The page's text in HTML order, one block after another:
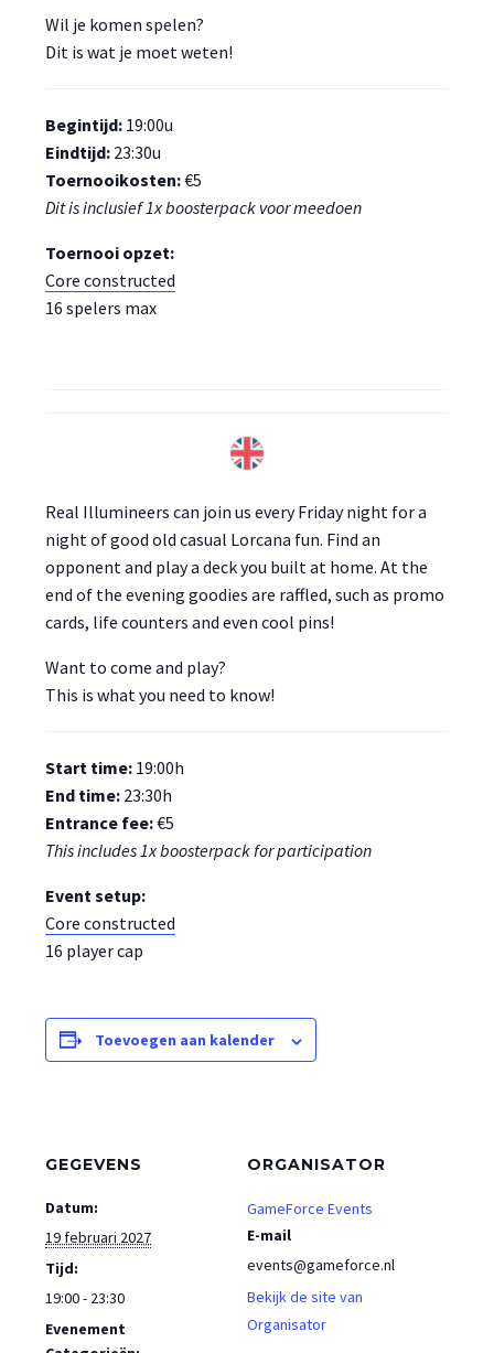
Wil je komen spelen?
Dit is wat je moet weten!
Begintijd: 19:00u
Eindtijd: 23:30u
Toernooikosten:€5
Dit is inclusief 1x boosterpack voor meedoen
Toernooi opzet:
Core constructed
16 spelers max
Real Illumineers can join us every Friday night for a
night of good old casual Lorcana fun. Find an
opponent and play a deck you built at home. At the
end of the evening goodies are raffled, such as promo
cards, life counters and even cool pins!
Want to come and play?
This is what you need to know!
Start time: 19:00h
End time: 23:30h
Entrance fee:€5
This includes 1x boosterpack for participation
Event setup:
Core constructed
16 player cap
Toevoegen aan kalender
GEGEVENS
Datum:
19 februari 2027
Tijd:
19:00 - 23:30
Evenement
ORGANISATOR
GameForce Events
E-mail
events@gameforce.nl
Bekijk de site van
Organisator